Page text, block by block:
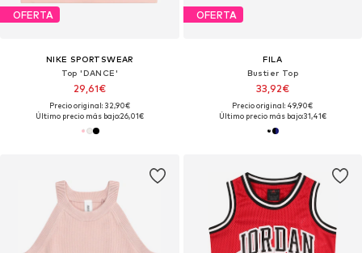
OFERTA
NIKE SPORTSWEAR
Top 'DANCE'
29,61€
Precio original: 32,90€
Último precio más bajo:26,01€
OFERTA
FILA
Bustier Top
33,92€
Precio original: 49,90€
Último precio más bajo:31,41€